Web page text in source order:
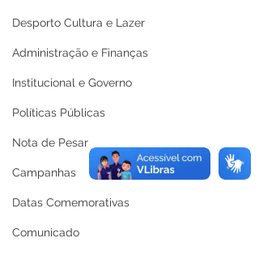
Desporto Cultura e Lazer
Administração e Finanças
Institucional e Governo
Políticas Públicas
Nota de Pesar
Campanhas
Datas Comemorativas
Comunicado